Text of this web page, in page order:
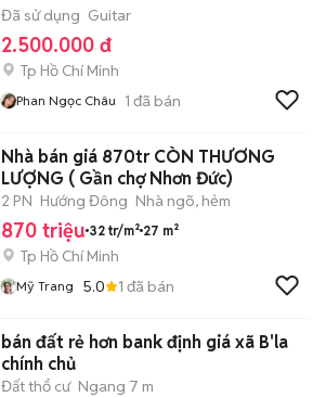
Đã sử dụng Guitar
2.500.000 đ
Tp Hồ Chí Minh
Phan Ngọc Châu 1 đã bán
Nhà bán giá 870tr CÒN THƯƠNG
LƯỢNG ( Gần chợ Nhơn Đức)
2 PN Hướng Đông Nhà ngõ, hẻm
870 triệu 32 tr/m² 27 m²
Tp Hồ Chí Minh
Mỹ Trang 5.0 1 đã bán
bán đất rẻ hơn bank định giá xã B'la
chính chủ
Đất thổ cư Ngang 7 m